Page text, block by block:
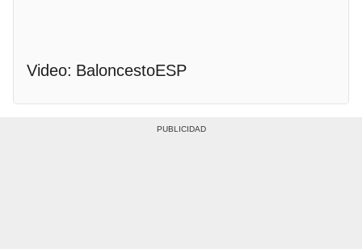
Video: BaloncestoESP